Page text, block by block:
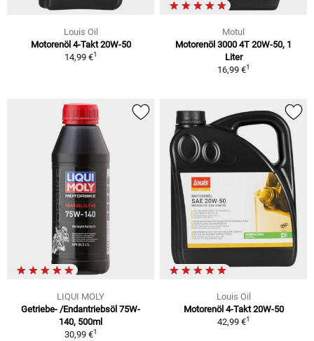
Louis Oil
Motorenöl 4-Takt 20W-50
14,99 €1
Motul
Motorenöl 3000 4T 20W-50, 1
Liter
16,99 €1
LIQUI MOLY
Getriebe- /Endantriebsöl 75W-
140, 500ml
30,99 €1
Louis Oil
Motorenöl 4-Takt 20W-50
42,99 €1